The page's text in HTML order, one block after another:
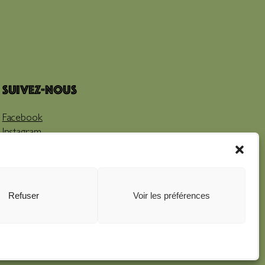
Refuser Voir les préférences
Suivez-nous
Facebook
Instagram